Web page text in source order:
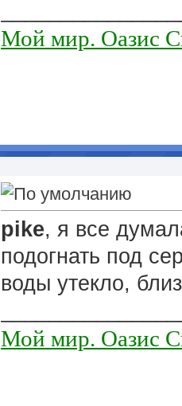
Мой мир. Оазис
pike, я все
подогнать под
воды утекло,
Мой мир. Оазис